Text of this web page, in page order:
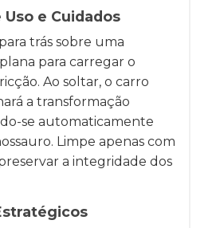
e Cuidados
trás sobre uma
para carregar o
Ao soltar, o carro
a transformação
se automaticamente
Limpe apenas com
a integridade dos